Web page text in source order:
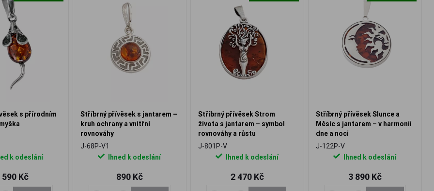
s přírodním
k odeslání
590 Kč
Stříbrný přívěsek s jantarem –
kruh ochrany a vnitřní
rovnováhy
J-68P-V1
Ihned k odeslání
890 Kč
Stříbrný přívěsek Strom
života s jantarem – symbol
rovnováhy a růstu
J-801P-V
Ihned k odeslání
2 470 Kč
Stříbrný přívěsek Slunce a
Měsíc s jantarem – v harmonii
dne a noci
J-122P-V
Ihned k odeslání
3 890 Kč